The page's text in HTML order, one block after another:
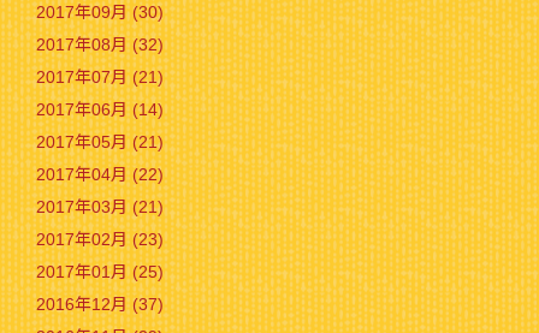
2017年09月 (30)
2017年08月 (32)
2017年07月 (21)
2017年06月 (14)
2017年05月 (21)
2017年04月 (22)
2017年03月 (21)
2017年02月 (23)
2017年01月 (25)
2016年12月 (37)